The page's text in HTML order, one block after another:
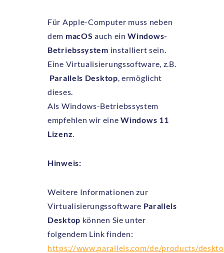
Für Apple-Computer muss neben
dem macOS auch einWindows-
Betriebssystem installiert sein.
Eine Virtualisierungssoftware, z.B.
Parallels Desktop, ermöglicht
dieses.
Als Windows-Betriebssystem
empfehlen wir eineWindows 11
Lizenz.
Hinweis:
Weitere Informationen zur
Virtualisierungssoftware Parallels
Desktop können Sie unter
folgendem Link finden:
https://www.parallels.com/de/products/